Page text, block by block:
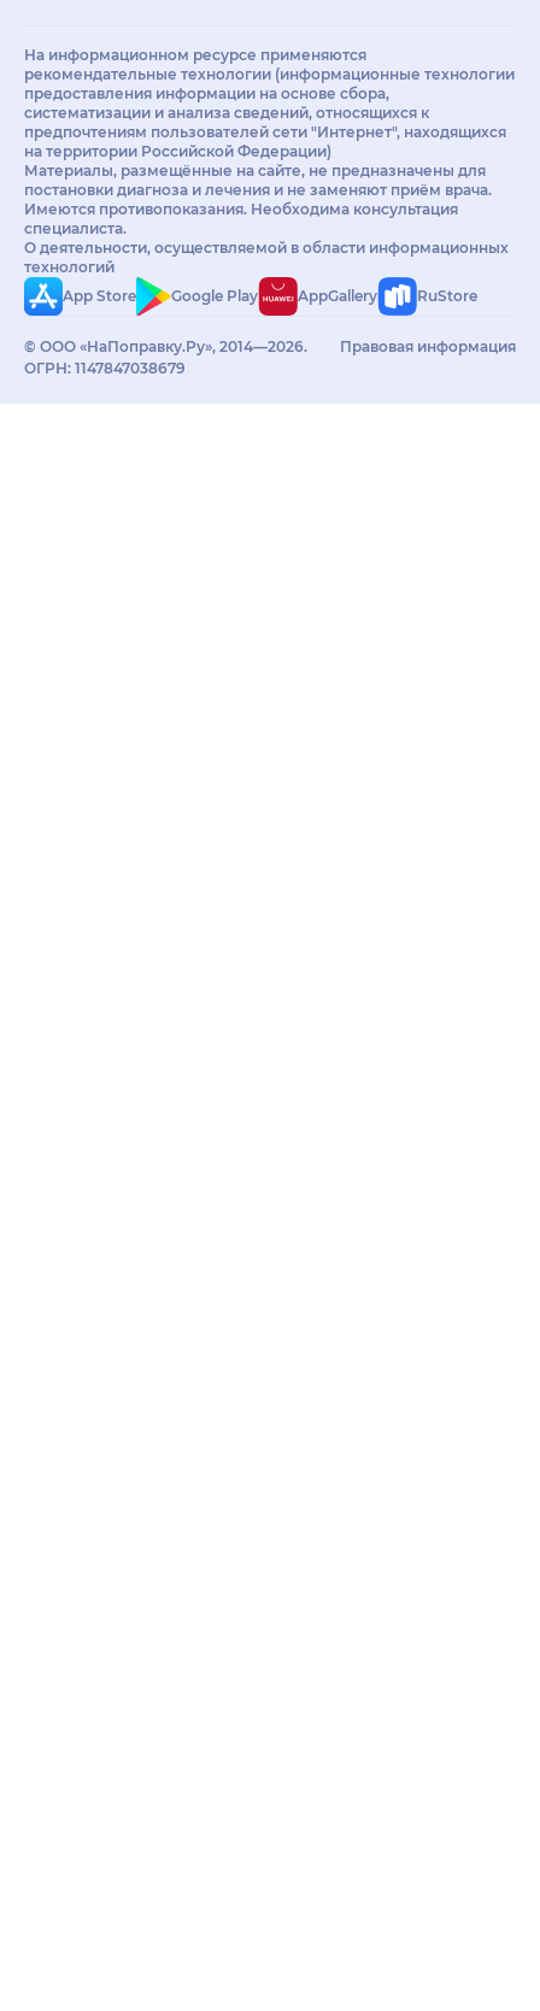
На информационном ресурсе применяются
рекомендательные технологии (информационные технологии
предоставления информации на основе сбора,
систематизации и анализа сведений, относящихся к
предпочтениям пользователей сети "Интернет", находящихся
на территории Российской Федерации)
Материалы, размещённые на сайте, не предназначены для
постановки диагноза и лечения и не заменяют приём врача.
Имеются противопоказания. Необходима консультация
специалиста.
О деятельности, осуществляемой в области информационных
технологий
App Store
Google Play AppGallery RuStore
© ООО «НаПоправку.Ру», 2014—2026.
ОГРН: 1147847038679
Правовая информация